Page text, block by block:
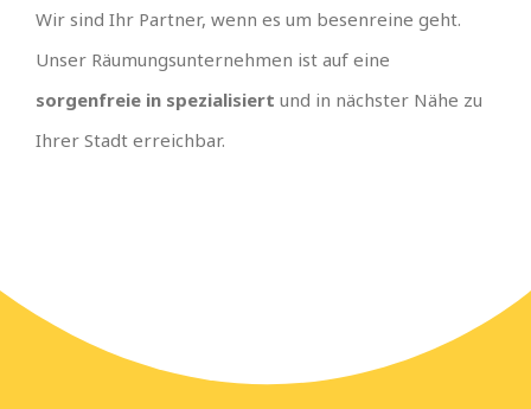
Wir sind Ihr Partner, wenn es um besenreine geht.
Unser Räumungsunternehmen ist auf eine
sorgenfreie in spezialisiert und in nächster Nähe zu
Ihrer Stadt erreichbar.